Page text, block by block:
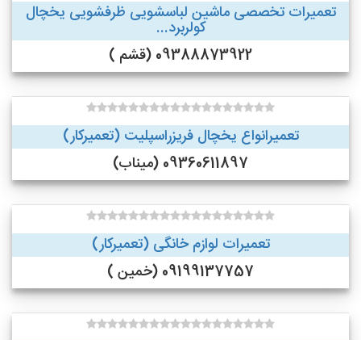
تعمیرات تخصصی ماشین لباسشویی ظرفشویی یخچال
کولربرد...
09388873922 (قشم )
تعمیرانواع یخچال فریزراسپلیت (تعمیرکار)
09360611897 (میناب)
تعمیرات لوازم خانگی (تعمیرکار)
09199137757 (خمین )